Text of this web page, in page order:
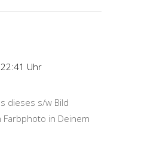
22:41 Uhr
dieses s/w Bild
in Deinem